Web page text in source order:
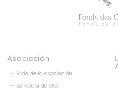
Asociación
Vida de la asociación
Se habla de ello